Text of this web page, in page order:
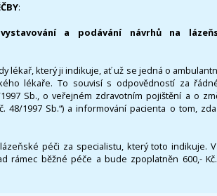
:
a podávání návrhů na
lékař, který ji indikuje, ať už se jedná o
lékaře. To souvisí s odpovědností za
Sb., o veřejném zdravotním pojištění a o
48/1997 Sb.“) a informování pacienta o tom,
péči za specialistu, který toto indikuje.
rámec běžné péče a bude zpoplatněn 600,-